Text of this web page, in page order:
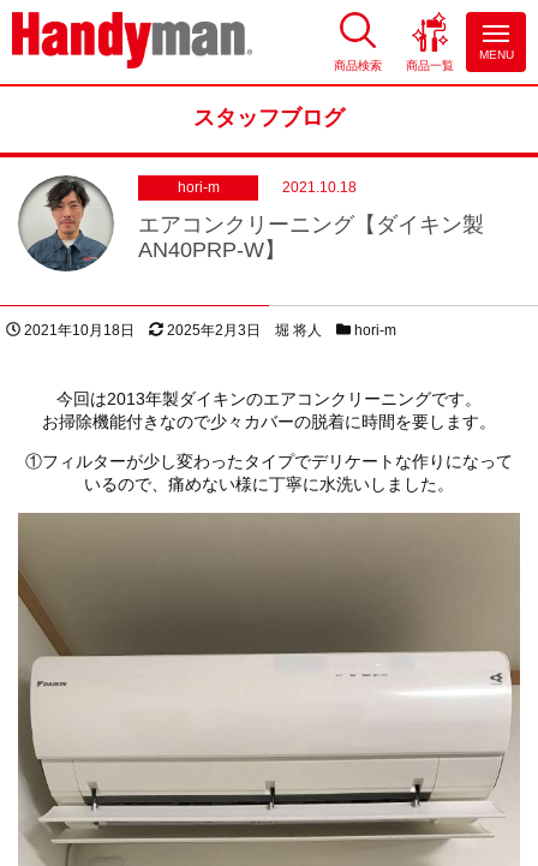
お風呂やキッチンのリフォーム
商品検索 商品一覧
MENU
スタッフブログ
hori-m 2021.10.18
エアコンクリーニング【ダイキン製
AN40PRP-W】
投稿日
2021年10月18日 更新日
2025年2月3日 著者
堀 将人 スタッフブログカテゴリー
hori-m
今回は2013年製ダイキンのエアコンクリーニングです。
お掃除機能付きなので少々カバーの脱着に時間を要します。
①フィルターが少し変わったタイプでデリケートな作りになって
いるので、痛めない様に丁寧に水洗いしました。